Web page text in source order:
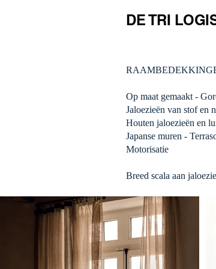
DE TRI
Op maat gemaakt -
Jaloezieën van stof en
Houten jaloezieën en
Japanse muren -
Motorisatie
Breed scala aan